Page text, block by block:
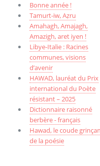
Bonne année !
Tamurt-iw, Aẓru
Amahagh, Amajagh,
Amazigh, aret iyen !
Libye-Italie : Racines
communes, visions
d’avenir
HAWAD, lauréat du Prix
international du Poète
résistant – 2025
Dictionnaire raisonné
berbère - français
Hawad, le coude
de la poésie